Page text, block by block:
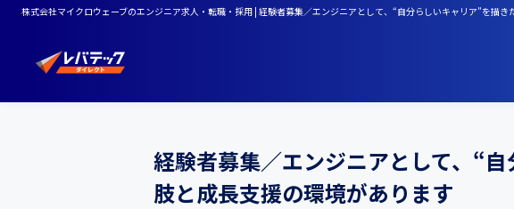
株式会社マイクロウェーブのエンジニア求人・転職・採用 | 経験者募集／エンジニアとして、“自分らしいキャリア”を描
経験者募集／エンジニアとして、“
肢と成長支援の環境があります